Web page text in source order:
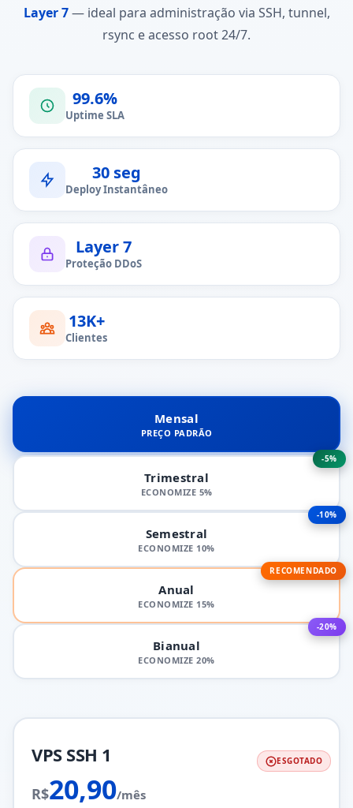
Layer 7— ideal para administração via SSH, tunnel,
rsync e acesso root 24/7.
99.6%
Uptime SLA
30 seg
Deploy Instantâneo
Layer 7
Proteção DDoS
13K+
Clientes
Mensal
PREÇO PADRÃO
-5%
Trimestral
ECONOMIZE 5%
-10%
Semestral
ECONOMIZE 10%
RECOMENDADO
Anual
ECONOMIZE 15%
-20%
Bianual
ECONOMIZE 20%
ESGOTADO
VPS SSH 1
R$20,90/mês